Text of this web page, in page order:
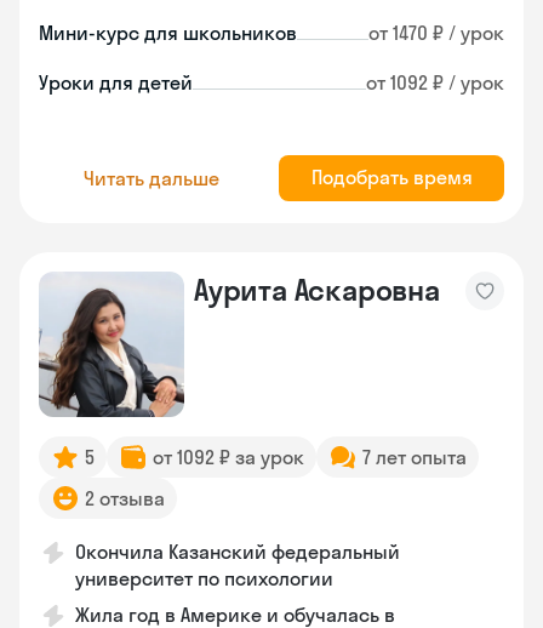
Мини-курс для школьников от 1470 ₽ / урок
Уроки для детей от 1092 ₽ / урок
Читать дальше Подобрать время
Аурита Аскаровна
5 от 1092 ₽ за урок
7 лет опыта
2 отзыва
Окончила Казанский федеральный
университет по психологии
Жила год в Америке и обучалась в